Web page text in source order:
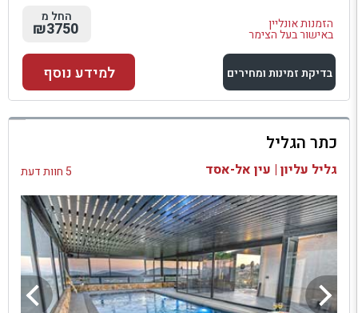
הזמנות אונליין
באישור בעל הצימר
החל מ
₪3750
בדיקת זמינות ומחירים
למתחם זה
בדיקת זמינות ומחירים
למידע נוסף
כתר הגליל
גליל עליון | עין אל-אסד 5 חוות דעת